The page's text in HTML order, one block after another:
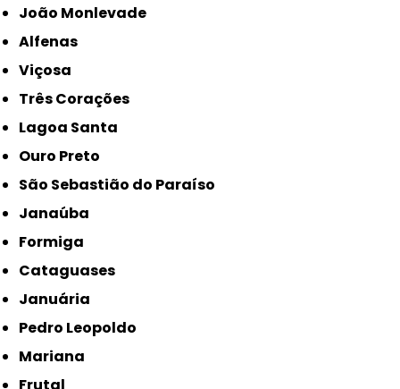
João Monlevade
Alfenas
Viçosa
Três Corações
Lagoa Santa
Ouro Preto
São Sebastião do Paraíso
Janaúba
Formiga
Cataguases
Januária
Pedro Leopoldo
Mariana